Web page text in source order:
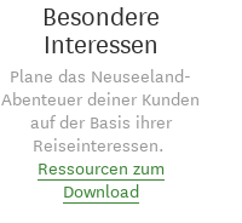
Besondere
Interessen
Plane das Neuseeland-
Abenteuer deiner Kunden
auf der Basis ihrer
Reiseinteressen.
Ressourcen zum
Download